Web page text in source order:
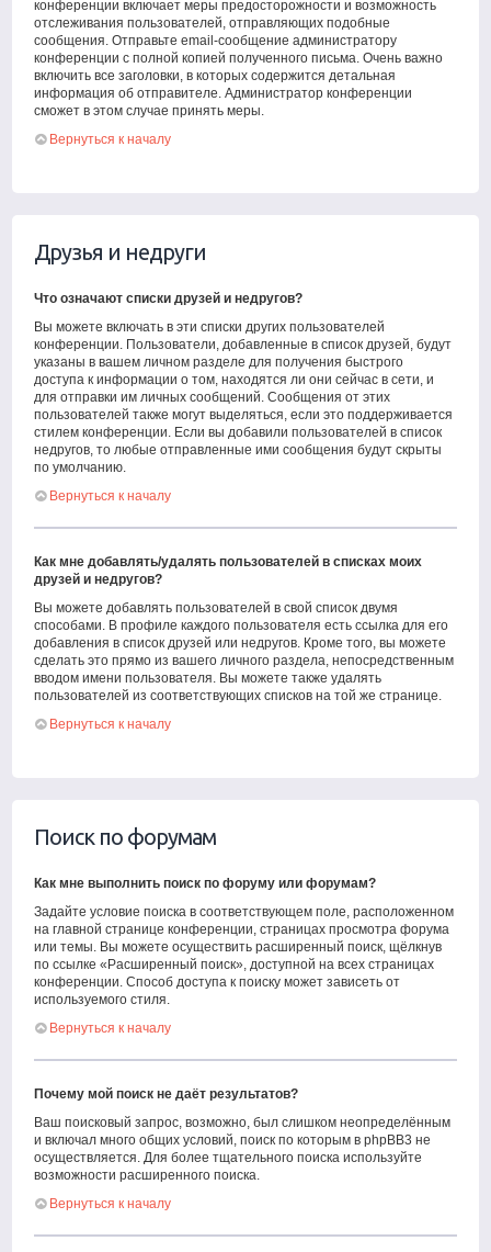
конференции включает меры предосторожности и возможность
отслеживания пользователей, отправляющих подобные
сообщения. Отправьте email-сообщение администратору
конференции с полной копией полученного письма. Очень важно
включить все заголовки, в которых содержится детальная
информация об отправителе. Администратор конференции
сможет в этом случае принять меры.
Вернуться к началу
Друзья и недруги
Что означают списки друзей и недругов?
Вы можете включать в эти списки других пользователей
конференции. Пользователи, добавленные в список друзей, будут
указаны в вашем личном разделе для получения быстрого
доступа к информации о том, находятся ли они сейчас в сети, и
для отправки им личных сообщений. Сообщения от этих
пользователей также могут выделяться, если это поддерживается
стилем конференции. Если вы добавили пользователей в список
недругов, то любые отправленные ими сообщения будут скрыты
по умолчанию.
Вернуться к началу
Как мне добавлять/удалять пользователей в списках моих
друзей и недругов?
Вы можете добавлять пользователей в свой список двумя
способами. В профиле каждого пользователя есть ссылка для его
добавления в список друзей или недругов. Кроме того, вы можете
сделать это прямо из вашего личного раздела, непосредственным
вводом имени пользователя. Вы можете также удалять
пользователей из соответствующих списков на той же странице.
Вернуться к началу
Поиск по форумам
Как мне выполнить поиск по форуму или форумам?
Задайте условие поиска в соответствующем поле, расположенном
на главной странице конференции, страницах просмотра форума
или темы. Вы можете осуществить расширенный поиск, щёлкнув
по ссылке «Расширенный поиск», доступной на всех страницах
конференции. Способ доступа к поиску может зависеть от
используемого стиля.
Вернуться к началу
Почему мой поиск не даёт результатов?
Ваш поисковый запрос, возможно, был слишком неопределённым
и включал много общих условий, поиск по которым в phpBB3 не
осуществляется. Для более тщательного поиска используйте
возможности расширенного поиска.
Вернуться к началу